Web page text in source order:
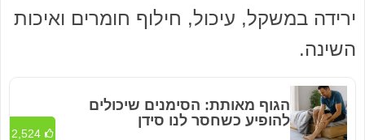
ירידה במשקל, עיכול, חילוף חומרים ואיכות
השינה.
הגוף מאותת: הסימנים שיכולים
להופיע כשחסר לנו סידן
2,524